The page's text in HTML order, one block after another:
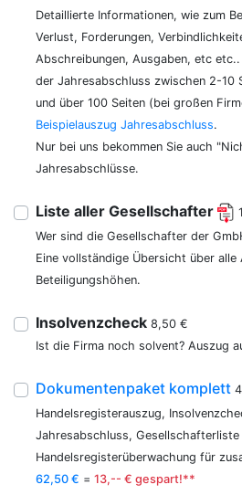
Detaillierte Informationen, wie zum
Verlust, Forderungen,
Abschreibungen, Ausgaben, etc
der Jahresabschluss zwischen 2-10
und über 100 Seiten (bei großen
Beispielauszug Jahresabschluss.
Nur bei uns bekommen Sie auch
Jahresabschlüsse.
Liste aller Gesellschafter
Wer sind die Gesellschafter der
Eine vollständige Übersicht über alle
Beteiligungshöhen.
Insolvenzcheck 8,50 €
Ist die Firma noch solvent? Auszug
Dokumentenpaket komplett
Handelsregisterauszug,
Jahresabschluss, Gesellschafterliste
Handelsregisterüberwachung für
62,50 € = 13,-- € gespart!**